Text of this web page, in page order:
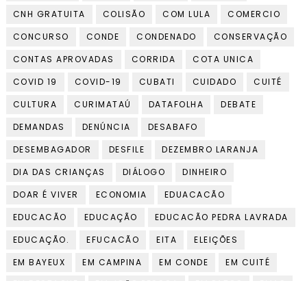
CNH GRATUITA
COLISÃO COM LULA
COMERCIO
CONCURSO
CONDE CONDENADO
CONSERVAÇÃO
CONTAS APROVADAS
CORRIDA
COTA UNICA
COVID 19
COVID-19 CUBATI CUIDADO
CUITÉ
CULTURA
CURIMATAÚ DATAFOLHA
DEBATE
DEMANDAS
DENÚNCIA
DESABAFO
DESEMBAGADOR
DESFILE
DEZEMBRO LARANJA
DIA DAS CRIANÇAS
DIÁLOGO
DINHEIRO
DOAR É VIVER
ECONOMIA
EDUACACÃO
EDUCACÃO
EDUCAÇÃO
EDUCACÃO PEDRA LAVRADA
EDUCAÇÃO.
EFUCACÃO EITA
ELEIÇÕES
EM BAYEUX
EM CAMPINA EM CONDE
EM CUITÉ